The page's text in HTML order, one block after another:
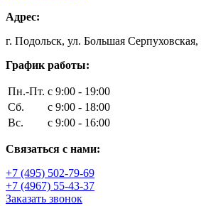
Адрес:
г. Подольск, ул. Большая
График работы:
Пн.-Пт. с 9:00 - 19:00
Сб.
с 9:00 - 18:00
Вс.
с 9:00 - 16:00
Связаться с нами:
+7 (495) 502-79-69
+7 (4967) 55-43-37
Заказать звонок